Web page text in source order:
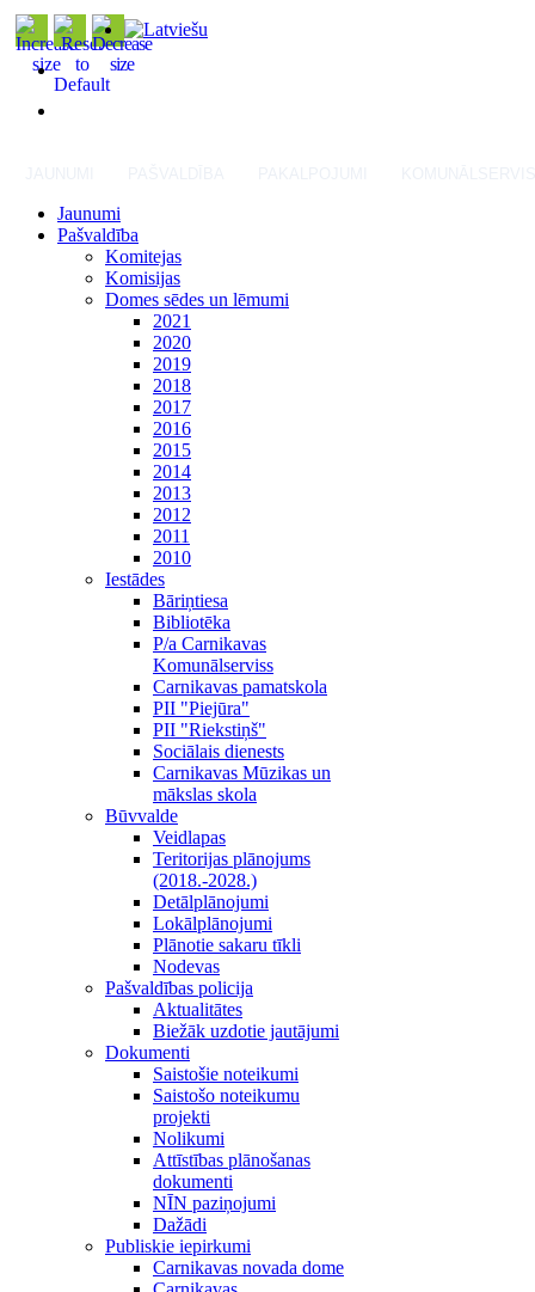
Jaunumi
Pašvaldība
Komitejas
Komisijas
Domes sēdes un lēmumi
2021
2020
2019
2018
2017
2016
2015
2014
2013
2012
2011
2010
Iestādes
Bāriņtiesa
Bibliotēka
P/a Carnikavas
Komunālserviss
Carnikavas pamatskola
PII "Piejūra"
PII "Riekstiņš"
Sociālais dienests
Carnikavas Mūzikas un
mākslas skola
Būvvalde
Veidlapas
Teritorijas plānojums
(2018.-2028.)
Detālplānojumi
Lokālplānojumi
Plānotie sakaru tīkli
Nodevas
Pašvaldības policija
Aktualitātes
Biežāk uzdotie jautājumi
Dokumenti
Saistošie noteikumi
Saistošo noteikumu
projekti
Nolikumi
Attīstības plānošanas
dokumenti
NĪN paziņojumi
Dažādi
Publiskie iepirkumi
Carnikavas novada dome